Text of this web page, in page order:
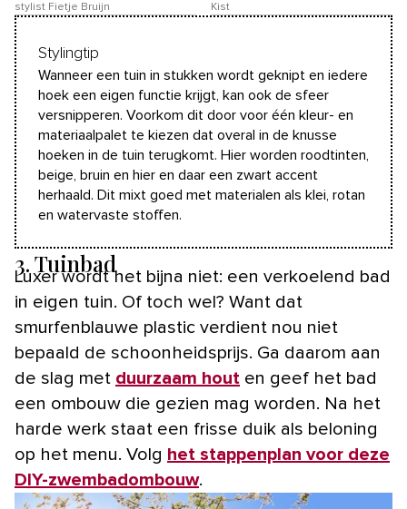
stylist Fietje Bruijn
Kist
Stylingtip
Wanneer een tuin in stukken wordt geknipt en iedere
hoek een eigen functie krijgt, kan ook de sfeer
versnipperen. Voorkom dit door voor één kleur- en
materiaalpalet te kiezen dat overal in de knusse
hoeken in de tuin terugkomt. Hier worden roodtinten,
beige, bruin en hier en daar een zwart accent
herhaald. Dit mixt goed met materialen als klei, rotan
en watervaste stoffen.
3. Tuinbad
Luxer wordt het bijna niet: een verkoelend bad
in eigen tuin. Of toch wel? Want dat
smurfenblauwe plastic verdient nou niet
bepaald de schoonheidsprijs. Ga daarom aan
de slag met duurzaam hout en geef het bad
een ombouw die gezien mag worden. Na het
harde werk staat een frisse duik als beloning
op het menu. Volg het stappenplan voor deze
DIY-zwembadombouw.